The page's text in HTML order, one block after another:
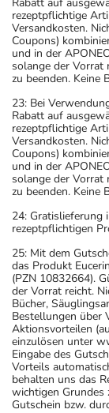
rezeptpflichtige
Versandkosten.
Coupons)
und in der
solange der Vorrat
zu beenden. Keine
23: Bei
Rabatt auf
rezeptpflichtige
Versandkosten.
Coupons)
und in der
solange der Vorrat
zu beenden. Keine
24: Gratislieferung
rezeptpflichtigen
25: Mit dem
das Produkt
(PZN 10832664).
der Vorrat reicht.
Bücher,
Bestellungen über
Aktionsvorteilen
einzulösen unter
Eingabe des
Vorteils
behalten uns das
wichtigen Grundes
Gutschein bzw.